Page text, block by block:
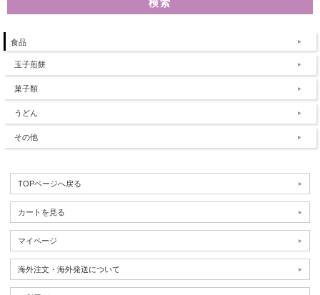
食品
玉子煎餅
菓子類
うどん
その他
TOPページへ戻る
カートを見る
マイページ
海外注文・海外発送について